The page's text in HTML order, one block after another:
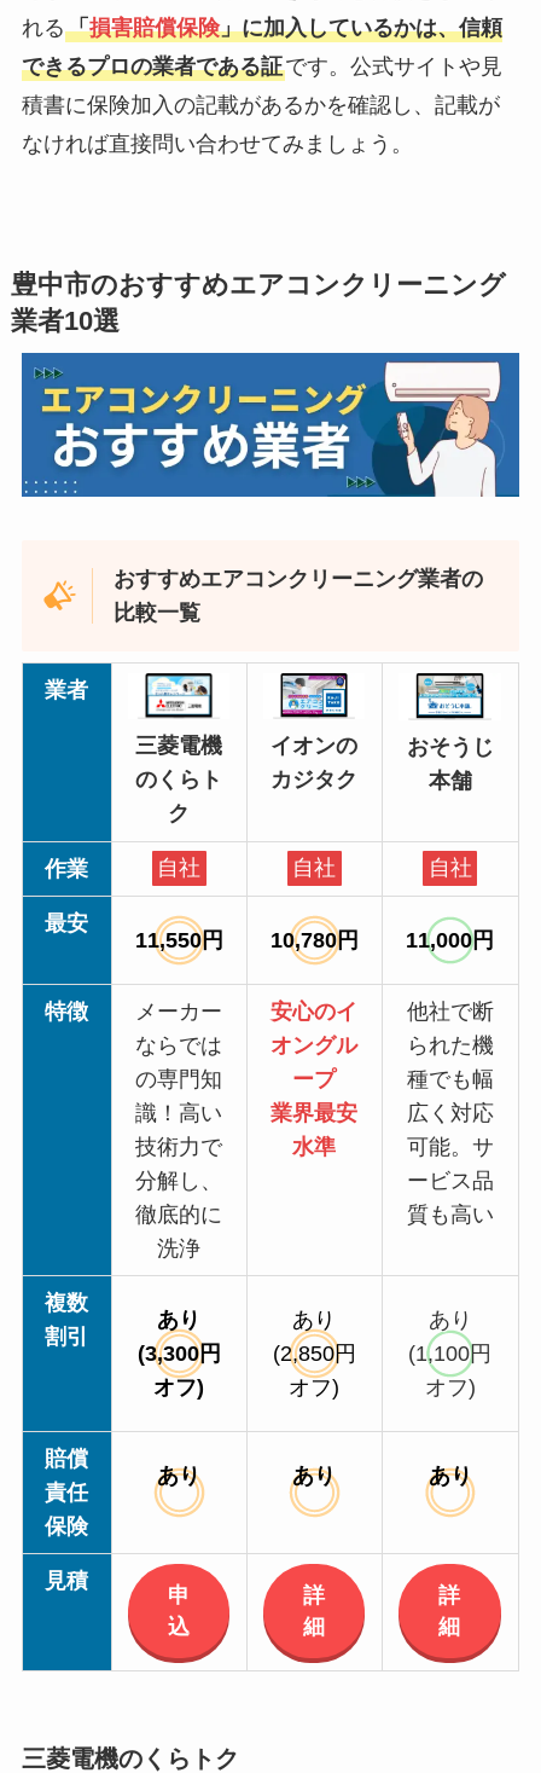
れる「損害賠償保険」に加入しているかは、信頼
できるプロの業者である証です。公式サイトや見
積書に保険加入の記載があるかを確認し、記載が
なければ直接問い合わせてみましょう。
豊中市のおすすめエアコンクリーニング
業者10選
おすすめエアコンクリーニング業者の
比較一覧
業者
三菱電機
のくらト
ク
イオンの
カジタク
おそうじ
本舗
作業 自社 自社 自社
最安
11,550円 10,780円 11,000円
特徴
メーカー
ならでは
の専門知
識！高い
技術力で
分解し、
徹底的に
洗浄
安心のイ
オングル
ープ
業界最安
水準
他社で断
られた機
種でも幅
広く対応
可能。サ
ービス品
質も高い
複数
割引
あり
(3,300円
オフ)
あり
(2,850円
オフ)
あり
(1,100円
オフ)
賠償
責任
保険
あり あり あり
見積
申
込
詳
細
詳
細
三菱電機のくらトク